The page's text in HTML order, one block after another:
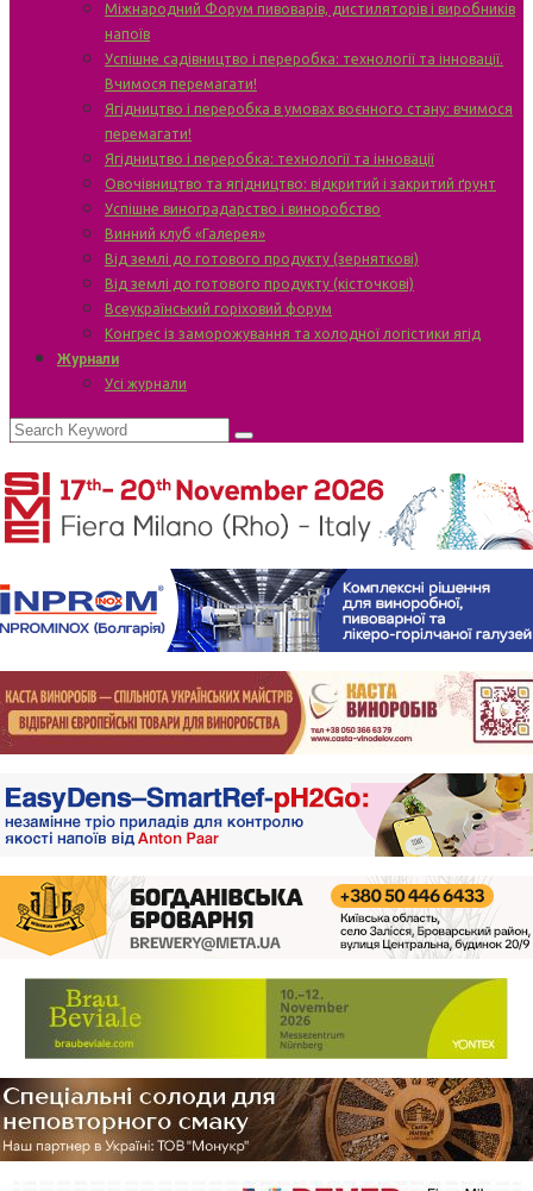
Міжнародний Форум пивоварів, дистиляторів і виробників
напоїв
Успішне садівництво і переробка: технології та інновації.
Вчимося перемагати!
Ягідництво і переробка в умовах воєнного стану: вчимося
перемагати!
Ягідництво і переробка: технології та інновації
Овочівництво та ягідництво: відкритий і закритий ґрунт
Успішне виноградарство і виноробство
Винний клуб «Галерея»
Від землі до готового продукту (зерняткові)
Від землі до готового продукту (кісточкові)
Всеукраїнський горіховий форум
Конгрес із заморожування та холодної логістики ягід
Журнали
Усі журнали